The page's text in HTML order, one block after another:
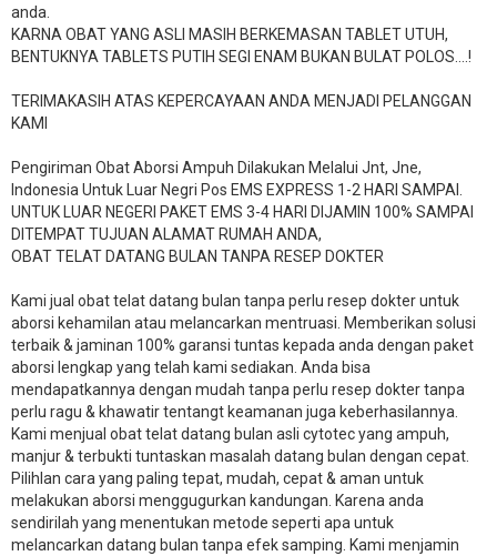
anda.
KARNA OBAT YANG ASLI MASIH BERKEMASAN TABLET UTUH,
BENTUKNYA TABLETS PUTIH SEGI ENAM BUKAN BULAT POLOS….!
TERIMAKASIH ATAS KEPERCAYAAN ANDA MENJADI PELANGGAN
KAMI
Pengiriman Obat Aborsi Ampuh Dilakukan Melalui Jnt, Jne,
Indonesia Untuk Luar Negri Pos EMS EXPRESS 1-2 HARI SAMPAI.
UNTUK LUAR NEGERI PAKET EMS 3-4 HARI DIJAMIN 100% SAMPAI
DITEMPAT TUJUAN ALAMAT RUMAH ANDA,
OBAT TELAT DATANG BULAN TANPA RESEP DOKTER
Kami jual obat telat datang bulan tanpa perlu resep dokter untuk
aborsi kehamilan atau melancarkan mentruasi. Memberikan solusi
terbaik & jaminan 100% garansi tuntas kepada anda dengan paket
aborsi lengkap yang telah kami sediakan. Anda bisa
mendapatkannya dengan mudah tanpa perlu resep dokter tanpa
perlu ragu & khawatir tentangt keamanan juga keberhasilannya.
Kami menjual obat telat datang bulan asli cytotec yang ampuh,
manjur & terbukti tuntaskan masalah datang bulan dengan cepat.
Pilihlan cara yang paling tepat, mudah, cepat & aman untuk
melakukan aborsi menggugurkan kandungan. Karena anda
sendirilah yang menentukan metode seperti apa untuk
melancarkan datang bulan tanpa efek samping. Kami menjamin